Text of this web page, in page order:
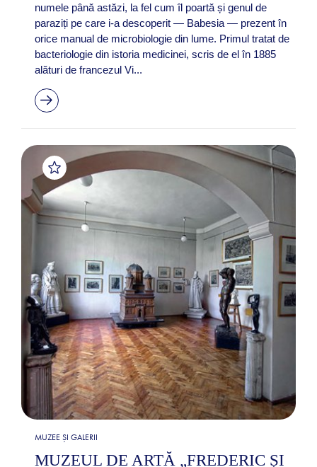
numele până astăzi, la fel cum îl poartă și genul de
paraziți pe care i-a descoperit — Babesia — prezent în
orice manual de microbiologie din lume. Primul tratat de
bacteriologie din istoria medicinei, scris de el în 1885
alături de francezul Vi...
MUZEE ȘI GALERII
MUZEUL DE ARTĂ „FREDERIC ȘI